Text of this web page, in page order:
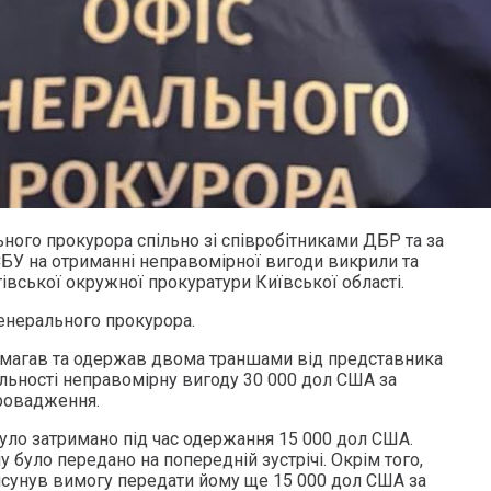
прокурора спільно зі співробітниками ДБР та за
на отриманні неправомірної вигоди викрили та
окружної прокуратури Київської області.
прокурора.
та одержав двома траншами від представника
неправомірну вигоду 30 000 дол США за
затримано під час одержання 15 000 дол США.
передано на попередній зустрічі. Окрім того,
вимогу передати йому ще 15 000 дол США за